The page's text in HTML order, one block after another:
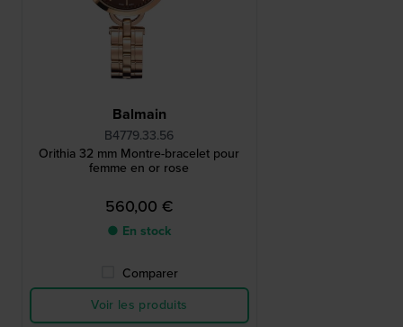
Balmain
B4779.33.56
Orithia 32 mm Montre-bracelet pour
femme en or rose
560,00 €
● En stock
Comparer
Voir les produits